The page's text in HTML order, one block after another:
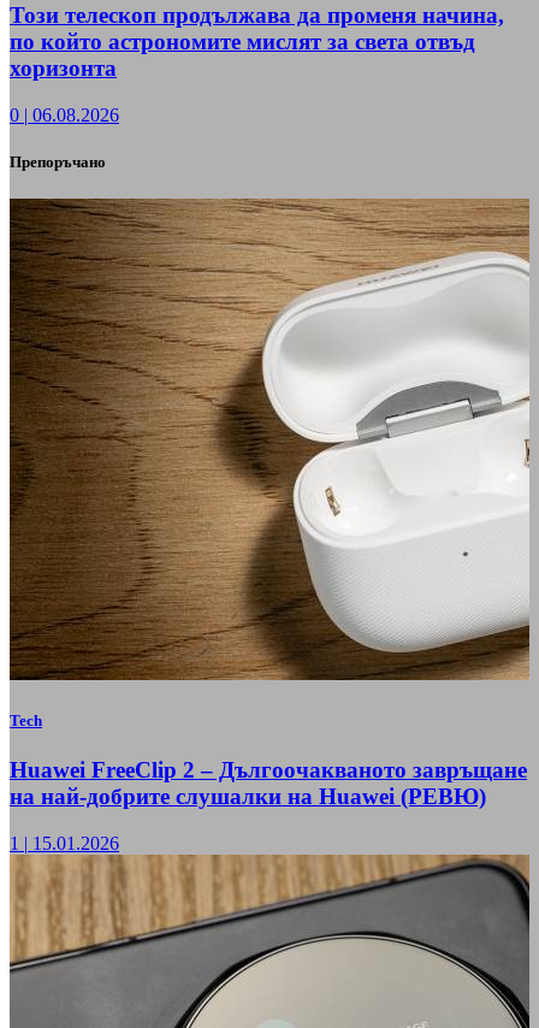
Този телескоп продължава да променя начина,
по който астрономите мислят за света отвъд
хоризонта
0 | 06.08.2026
Препоръчано
Tech
Huawei FreeClip 2 – Дългоочакваното завръщане
на най-добрите слушалки на Huawei (РЕВЮ)
1 | 15.01.2026